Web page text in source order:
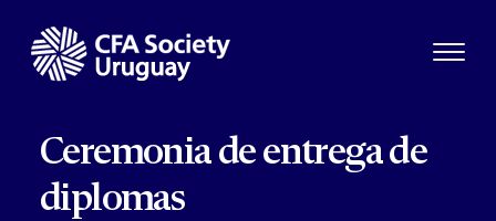
Ceremonia de entrega de
diplomas